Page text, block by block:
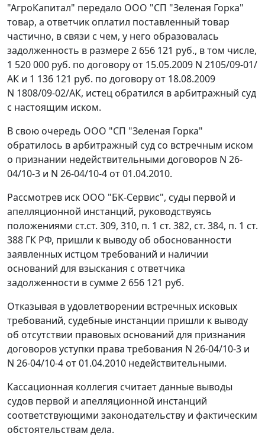
"АгроКапитал" передало ООО "СП "Зеленая Горка"
товар, а ответчик оплатил поставленный товар
частично, в связи с чем, у него образовалась
задолженность в размере 2 656 121 руб., в том числе,
1 520 000 руб. по договору от 15.05.2009 N 2105/09-01/
АК и 1 136 121 руб. по договору от 18.08.2009
N 1808/09-02/АК, истец обратился в арбитражный суд
с настоящим иском.
В свою очередь ООО "СП "Зеленая Горка"
обратилось в арбитражный суд со встречным иском
о признании недействительными договоров N 26-
04/10-3 и N 26-04/10-4 от 01.04.2010.
Рассмотрев иск ООО "БК-Сервис", суды первой и
апелляционной инстанций, руководствуясь
положениями ст.ст. 309, 310, п. 1 ст. 382, ст. 384, п. 1 ст.
388 ГК РФ, пришли к выводу об обоснованности
заявленных истцом требований и наличии
оснований для взыскания с ответчика
задолженности в сумме 2 656 121 руб.
Отказывая в удовлетворении встречных исковых
требований, судебные инстанции пришли к выводу
об отсутствии правовых оснований для признания
договоров уступки права требования N 26-04/10-3 и
N 26-04/10-4 от 01.04.2010 недействительными.
Кассационная коллегия считает данные выводы
судов первой и апелляционной инстанций
соответствующими законодательству и фактическим
обстоятельствам дела.